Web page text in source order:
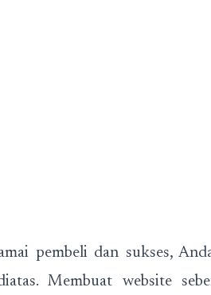
pembeli dan sukses,
Membuat website